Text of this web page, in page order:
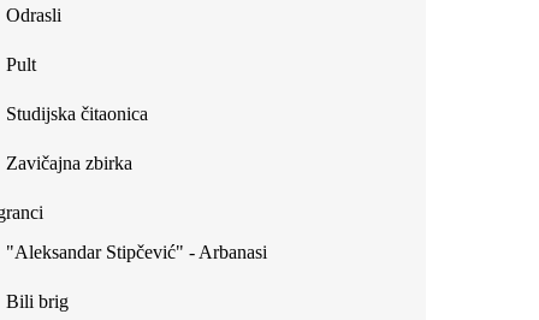
Odrasli
Pult
Studijska čitaonica
Zavičajna zbirka
"Aleksandar Stipčević" - Arbanasi
Bili brig